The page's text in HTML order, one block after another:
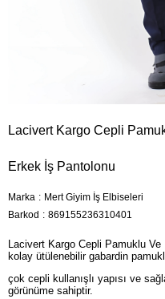
Lacivert Kargo Cepli
Erkek İş Pantolonu
Marka : Mert Giyim İş Elbiseleri
Barkod : 869155236310401
Lacivert Kargo Cepli Pamuklu
kolay ütülenebilir gabardin
çok cepli kullanışlı yapısı ve
görünüme sahiptir.